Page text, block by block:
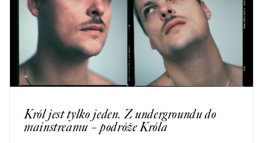
Król jest tylko jeden. Z undergroundu do
mainstreamu – podróże Króla